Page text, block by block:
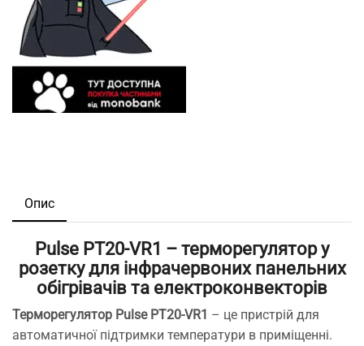
Опис
Pulse PT20-VR1 – терморегулятор у
розетку для інфрачервоних панельних
обігрівачів та електроконвекторів
Терморегулятор Pulse PT20-VR1 – це пристрій для
автоматичної підтримки температури в приміщенні.